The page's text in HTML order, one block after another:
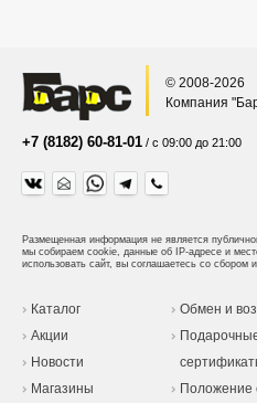
© 2008-2026
Компания
+7 (8182) 60-81-01 / с 09:00 до 21:00
Размещенная информация не является
мы собираем cookie, данные об IP-адресе и
использовать сайт, вы соглашаетесь со сбором
Каталог
Акции
Новости
Магазины
Обмен и
Положение